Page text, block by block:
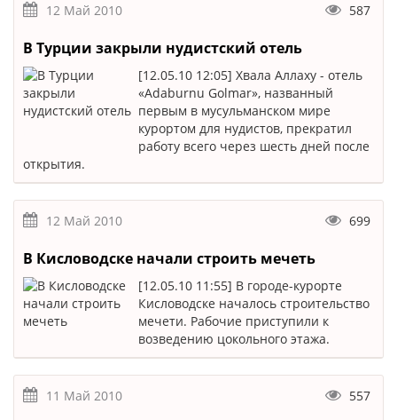
12 Май 2010 587
В Турции закрыли нудистский отель
[12.05.10 12:05] Хвала Аллаху - отель
«Adaburnu Golmar», названный
первым в мусульманском мире
курортом для нудистов, прекратил
работу всего через шесть дней после
открытия.
12 Май 2010 699
В Кисловодске начали строить мечеть
[12.05.10 11:55] В городе-курорте
Кисловодске началось строительство
мечети. Рабочие приступили к
возведению цокольного этажа.
11 Май 2010 557